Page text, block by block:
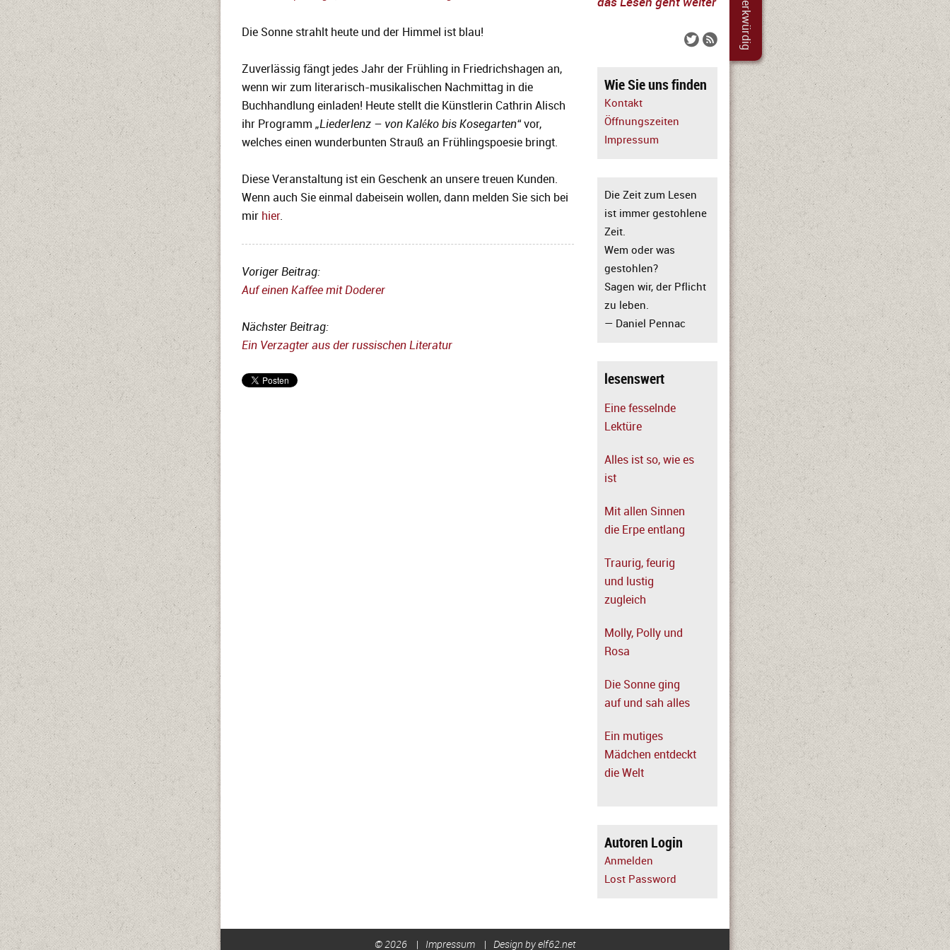
merkwürdig
Die Sonne strahlt heute und der Himmel ist blau!
Zuverlässig fängt jedes Jahr der Frühling in Friedrichshagen an,
wenn wir zum literarisch-musikalischen Nachmittag in die
Buchhandlung einladen! Heute stellt die Künstlerin Cathrin Alisch
ihr Programm „Liederlenz – von Kaléko bis Kosegarten“ vor,
welches einen wunderbunten Strauß an Frühlingspoesie bringt.
Diese Veranstaltung ist ein Geschenk an unsere treuen Kunden.
Wenn auch Sie einmal dabeisein wollen, dann melden Sie sich bei
mir hier.
Voriger Beitrag:
Auf einen Kaffee mit Doderer
Nächster Beitrag:
Ein Verzagter aus der russischen Literatur
 
Wie Sie uns finden
Kontakt
Öffnungszeiten
Impressum
Die Zeit zum Lesen
ist immer gestohlene
Zeit.
Wem oder was
gestohlen?
Sagen wir, der Pflicht
zu leben.
— Daniel Pennac
lesenswert
Eine fesselnde
Lektüre
Alles ist so, wie es
ist
Mit allen Sinnen
die Erpe entlang
Traurig, feurig
und lustig
zugleich
Molly, Polly und
Rosa
Die Sonne ging
auf und sah alles
Ein mutiges
Mädchen entdeckt
die Welt
Autoren Login
Anmelden
Lost Password
© 2026 Impressum Design by elf62.net